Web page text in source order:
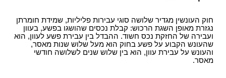
חוק העונשין מגדיר שלושה סוגי עבירות פליליות, שמידת חומרתן
נגזרת מאופן השגת הרכוש: קבלת נכסים שהושגו בפשע, בעוון
ועבירה של החזקת נכס חשוד. ההבדל בין עבירת פשע לעוון, הוא
שהעונש הקבוע על פשע בחוק הוא מעל שלוש שנות מאסר,
והעונש על עבירת עוון, הוא בין שלוש שנים לשלושה חודשי
מאסר.